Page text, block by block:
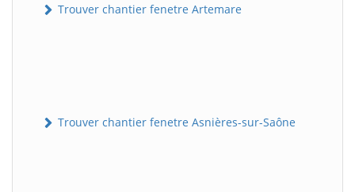
Trouver chantier fenetre Artemare
Trouver chantier fenetre Asnières-sur-Saône